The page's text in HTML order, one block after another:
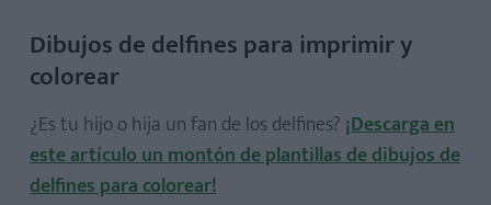
Dibujos de delfines para imprimir y
colorear
¿Es tu hijo o hija un fan de los delfines? ¡Descarga en
este artículo un montón de plantillas de dibujos de
delfines para colorear!